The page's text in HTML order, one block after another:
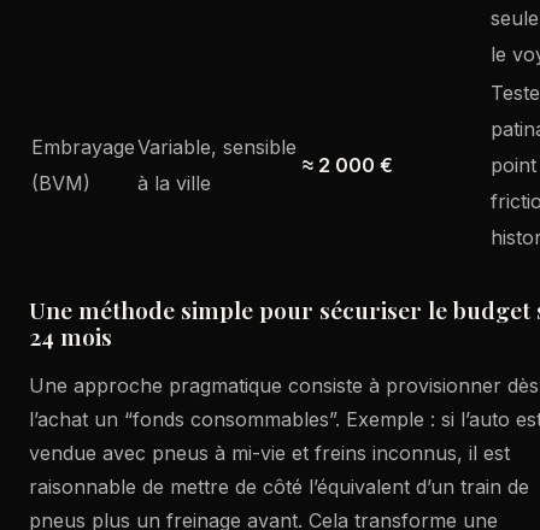
le
Embrayage
(BVM)
Variable, sensible
à la ville
≈ 2 000 €
Une méthode simple pour sécuriser le budget
24 mois
Une approche pragmatique consiste à provisionner dès
l’achat un “fonds consommables”. Exemple : si l’auto
vendue avec pneus à mi-vie et freins inconnus, il est
raisonnable de mettre de côté l’équivalent d’un train de
pneus plus un freinage avant. Cela transforme une